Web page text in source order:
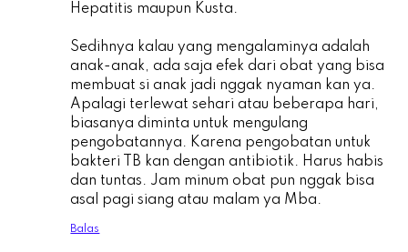
Hepatitis maupun Kusta.
Sedihnya kalau yang mengalaminya adalah
anak-anak, ada saja efek dari obat yang bisa
membuat si anak jadi nggak nyaman kan ya.
Apalagi terlewat sehari atau beberapa hari,
biasanya diminta untuk mengulang
pengobatannya. Karena pengobatan untuk
bakteri TB kan dengan antibiotik. Harus habis
dan tuntas. Jam minum obat pun nggak bisa
asal pagi siang atau malam ya Mba.
Balas